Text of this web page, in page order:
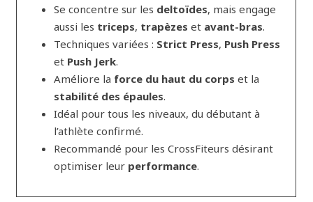
Se concentre sur les deltoïdes, mais engage
aussi les triceps, trapèzes et avant-bras.
Techniques variées : Strict Press, Push Press
et Push Jerk.
Améliore la force du haut du corps et la
stabilité des épaules.
Idéal pour tous les niveaux, du débutant à
l’athlète confirmé.
Recommandé pour les CrossFiteurs désirant
optimiser leur performance.